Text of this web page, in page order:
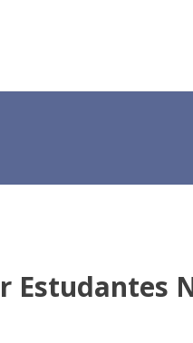
Estudantes